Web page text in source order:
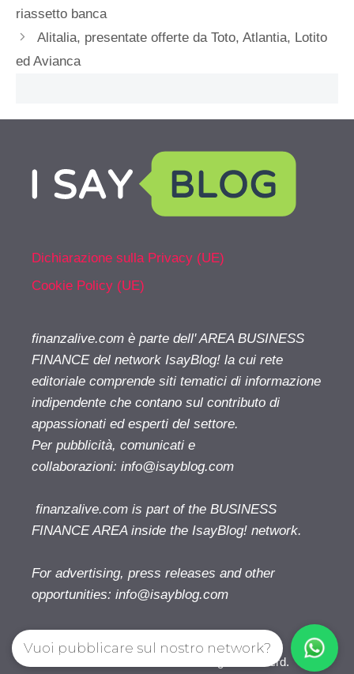
riassetto banca
Alitalia, presentate offerte da Toto, Atlantia, Lotito
ed Avianca
Dichiarazione sulla Privacy (UE)
Cookie Policy (UE)
finanzalive.com è parte dell' AREA BUSINESS
FINANCE del network IsayBlog! la cui rete
editoriale comprende siti tematici di informazione
indipendente che contano sul contributo di
appassionati ed esperti del settore.
Per pubblicità, comunicati e
collaborazioni: info@isayblog.com
finanzalive.com is part of the BUSINESS
FINANCE AREA inside the IsayBlog! network.
For advertising, press releases and other
opportunities: info@isayblog.com
Finanzalive.com © 2026. All right reserverd.
Vuoi pubblicare sul nostro network?